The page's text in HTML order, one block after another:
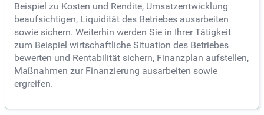
Beispiel zu Kosten und Rendite, Umsatzentwicklung
beaufsichtigen, Liquidität des Betriebes ausarbeiten
sowie sichern. Weiterhin werden Sie in Ihrer Tätigkeit
zum Beispiel wirtschaftliche Situation des Betriebes
bewerten und Rentabilität sichern, Finanzplan aufstellen,
Maßnahmen zur Finanzierung ausarbeiten sowie
ergreifen.